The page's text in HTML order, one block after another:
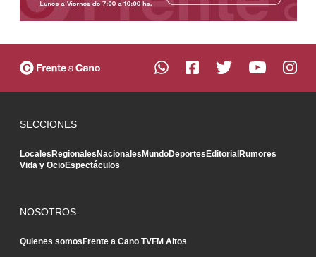
SECCIONES
LocalesRegionalesNacionalesMundoDeportesEditorialRumores
Vida y OcioEspectáculos
NOSOTROS
Quienes somosFrente a Cano TVFM Altos